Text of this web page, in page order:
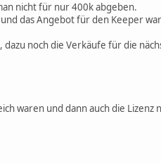
nicht für nur 400k abgeben.
das Angebot für den Keeper
noch die Verkäufe für die
waren und dann auch die Lizenz